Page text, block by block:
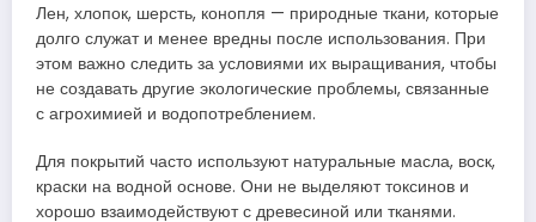
Лен, хлопок, шерсть, конопля — природные ткани, которые
долго служат и менее вредны после использования. При
этом важно следить за условиями их выращивания, чтобы
не создавать другие экологические проблемы, связанные
с агрохимией и водопотреблением.
Для покрытий часто используют натуральные масла, воск,
краски на водной основе. Они не выделяют токсинов и
хорошо взаимодействуют с древесиной или тканями.